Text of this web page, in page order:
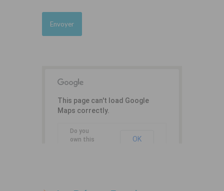
This page can't load Google
Maps correctly.
Do you
own this
OK